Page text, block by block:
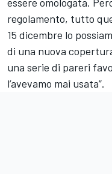
regolamento, tutto
15 dicembre lo
di una nuova
una serie di pareri
l’avevamo mai usata”.